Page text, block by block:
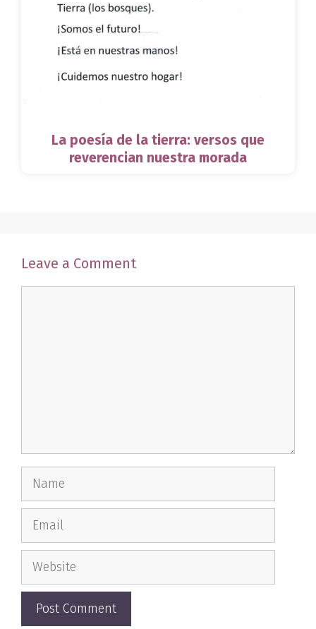
La poesía de la tierra: versos que
reverencian nuestra morada
Leave a Comment
Name
Email
Website